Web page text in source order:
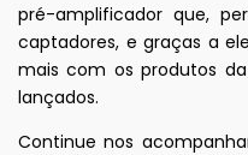
pré-amplificador que,
captadores, e graças a
mais com os produtos
lançados.
Continue nos